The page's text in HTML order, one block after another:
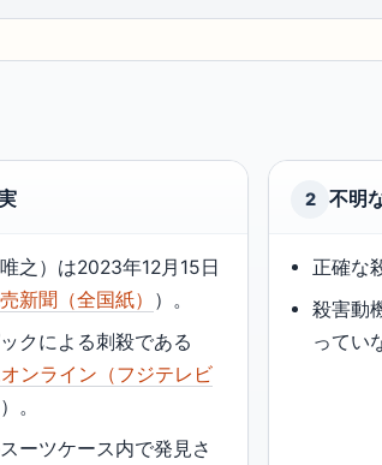
之）は2023年12月15日
新聞（全国紙） ）。
クによる刺殺である
ンライン（フジテレビ
）。
ーツケース内で発見さ
2 不明
正確な
殺害動
ってい